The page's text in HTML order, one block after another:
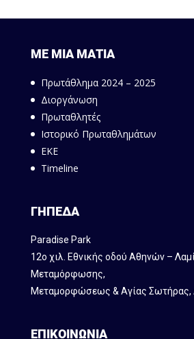
ΜΕ ΜΙΑ ΜΑΤΙΑ
Πρωτάθλημα 2024 – 2025
Διοργάνωση
Πρωταθλητές
Ιστορικό Πρωταθλημάτων
ΕΚΕ
Timeline
ΓΗΠΕΔΑ
Paradise Park
12ο χιλ. Εθνικής οδού Αθηνών –
Mεταμόρφωσης,
Μεταμορφώσεως & Αγίας Σωτήρας,
ΕΠΙΚΟΙΝΩΝΙΑ